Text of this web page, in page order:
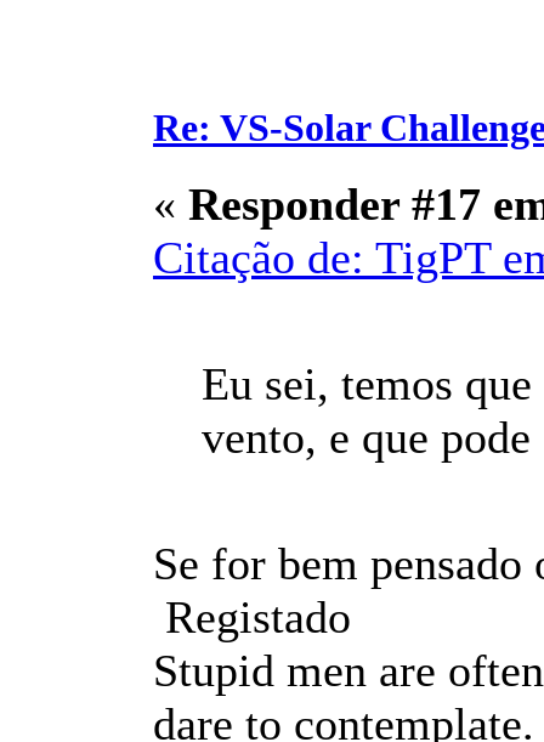
Re: VS-Solar
« Responder #17
Citação de: TigPT
Eu sei, temos
vento, e que
Se for bem
Registado
Stupid men are
dare to contemplate.